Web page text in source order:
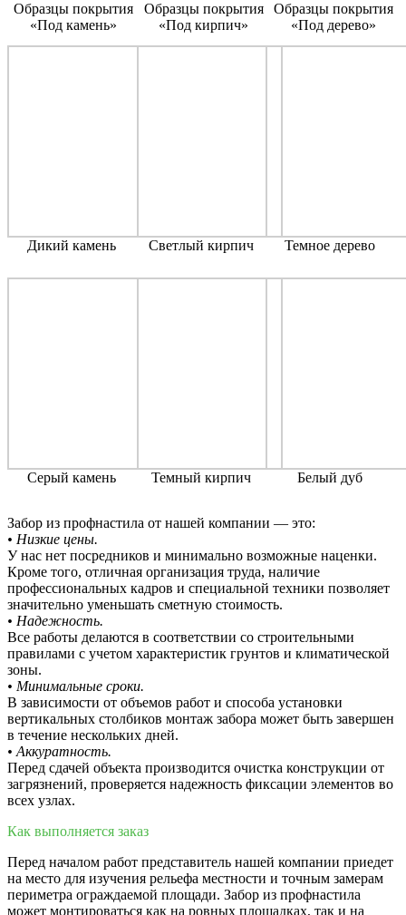
Образцы покрытия
«Под камень»
Образцы покрытия
«Под кирпич»
Образцы покрытия
«Под дерево»
Дикий камень Светлый кирпич Темное дерево
Серый камень Темный кирпич Белый дуб
Забор из профнастила от нашей компании — это:
• Низкие цены.
У нас нет посредников и минимально возможные наценки.
Кроме того, отличная организация труда, наличие
профессиональных кадров и специальной техники позволяет
значительно уменьшать сметную стоимость.
• Надежность.
Все работы делаются в соответствии со строительными
правилами с учетом характеристик грунтов и климатической
зоны.
• Минимальные сроки.
В зависимости от объемов работ и способа установки
вертикальных столбиков монтаж забора может быть завершен
в течение нескольких дней.
• Аккуратность.
Перед сдачей объекта производится очистка конструкции от
загрязнений, проверяется надежность фиксации элементов во
всех узлах.
Как выполняется заказ
Перед началом работ представитель нашей компании приедет
на место для изучения рельефа местности и точным замерам
периметра ограждаемой площади. Забор из профнастила
может монтироваться как на ровных площадках, так и на